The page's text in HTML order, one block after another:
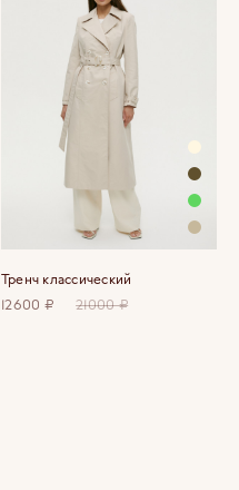
Тренч классический
12600 ₽
21000 ₽